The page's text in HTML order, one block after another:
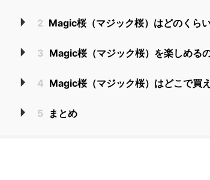
2 Magic桜（マジック桜）はどのくら
3 Magic桜（マジック桜）を楽しめる
4 Magic桜（マジック桜）はどこで買
5 まとめ